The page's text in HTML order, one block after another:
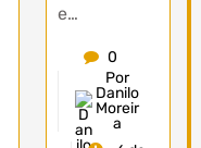
e…
0
Por
Danilo
Moreir
a